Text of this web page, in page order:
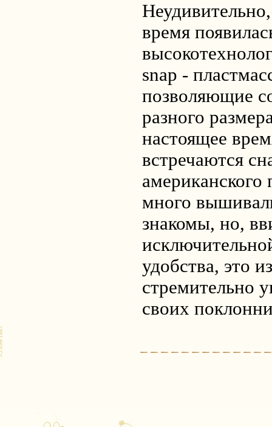
время
snap -
позволяющие
разного
настоящее
встречаются
американского
много
знакомы, но,
удобства, это
стремительно
своих